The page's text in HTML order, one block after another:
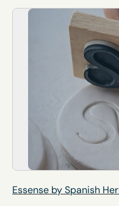
Essense by Spanish